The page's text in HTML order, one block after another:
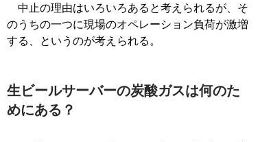
中止の理由はいろいろあると考えられるが、そ
のうちの一つに現場のオペレーション負荷が激増
する、というのが考えられる。
生ビールサーバーの炭酸ガスは何のた
めにある？